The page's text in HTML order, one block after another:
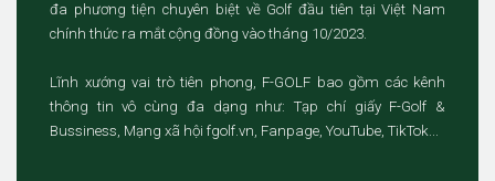
đa phương tiện chuyên biệt về Golf đầu tiên tại Việt Nam
chính thức ra mắt cộng đồng vào tháng 10/2023.
Lĩnh xướng vai trò tiên phong, F-GOLF bao gồm các kênh
thông tin vô cùng đa dạng như: Tạp chí giấy F-Golf &
Bussiness, Mạng xã hội fgolf.vn, Fanpage, YouTube, TikTok...